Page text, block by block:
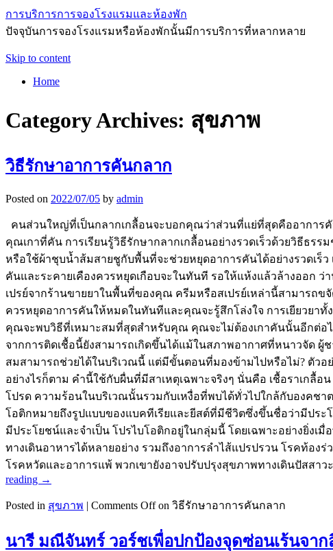
การบริการการจองโรงแรมและห้องพัก
ปัจจุบันการจองโรงแรมหรือห้องพักนั้นมีการบริการที่หลากหลาย
Skip to content
Home
Category Archives: สุขภาพ
วิธีรักษาอาการคันกลาก
Posted on 2022/07/05 by admin
คนส่วนใหญ่ที่เป็นกลากเกลื้อนจะบอกคุณว่าส่วนที่แย่ที่สุดคืออาการ
คุณเกาที่คัน การเรียนรู้วิธีรักษากลากเกลื้อนอย่างรวดเร็วด้วยวิธีธ
หรือใช้ผ้าชุบน้ำส้มสายชูกับพื้นที่จะช่วยหยุดอาการคันได้อย่างรวดเร็
คันและระคายเคืองควรหยุดเกือบจะในทันที รอให้แห้งแล้วล้างออก
เปรย์จากร้านขายยาในพื้นที่ของคุณ ครีมหรือสเปรย์เหล่านี้สามารถข
ควรหยุดอาการคันให้หมดในทันทีและคุณจะรู้สึกโล่งใจ การเยียวยา
คุณจะพบวิธีที่เหมาะสมที่สุดสำหรับคุณ คุณจะไม่ต้องเกาคันนั้นอีกต่
จากการติดเชื้อนี้ยังสามารถเกิดขึ้นได้แม้ในสภาพอากาศที่หนาวจัด ผู้
สมสามารถช่วยได้ในบริเวณนี้ แต่มีขั้นตอนที่มองข้ามไปหรือไม่? ตัว
อย่างไรก็ตาม คำนี้ใช้กับผื่นที่มีสาเหตุเฉพาะจริงๆ นั่นคือ เชื้อราเกลื้
โปรด ความร้อนในบริเวณนั้นรวมกับเหงื่อที่พบได้ทั่วไปใกล้กับองคช
โอติกหมายถึงรูปแบบของแบคทีเรียและยีสต์ที่มีชีวิตซึ่งขึ้นชื่อว่ามีประ
มีประโยชน์และจำเป็น โปรไบโอติกอยู่ในกลุ่มนี้ โดยเฉพาะอย่างยิ่ง
ทางเดินอาหารได้หลายอย่าง รวมถึงอาการลำไส้แปรปรวน โรคท้อง
โรคหวัดและอาการแพ้ พวกเขายังอาจปรับปรุงสุขภาพทางเดินปัสสาว
reading →
Posted in สุขภาพ | Comments Offon วิธีรักษาอาการคันกลาก
นารี มณีจันทร์ วอร์ชเพื่อปกป้องจุดซ่อนเร้นจาก